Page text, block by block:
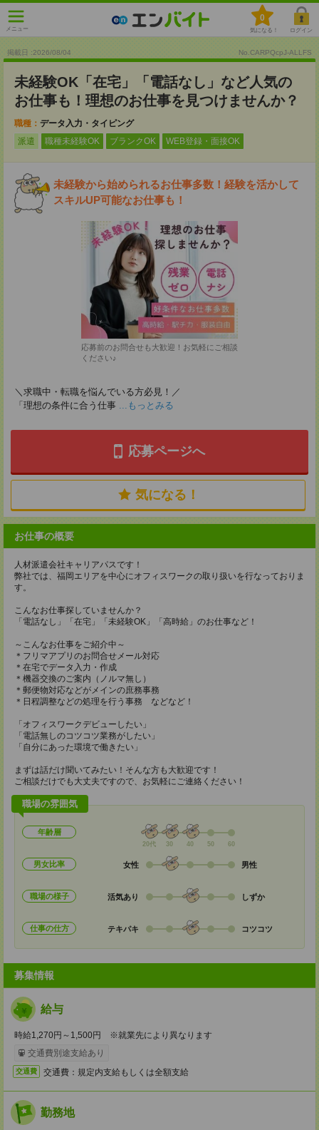
メニュー
0
気になる！ ログイン
掲載日 :2026/08/04 No.CARPQcpJ-ALLFS
未経験OK「在宅」「電話なし」など人気の
お仕事も！理想のお仕事を見つけませんか？
職種： データ入力・タイピング
派遣
職種未経験OK ブランクOK WEB登録・面接OK
未経験から始められるお仕事多数！経験を活かして
スキルUP可能なお仕事も！
応募前のお問合せも大歓迎！お気軽にご相談
ください♪
＼求職中・転職を悩んでいる方必見！／
「理想の条件に合う仕事 ...もっとみる
応募ページへ
気になる！
お仕事の概要
人材派遣会社キャリアパスです！
弊社では、福岡エリアを中心にオフィスワークの取り扱いを行なっておりま
す。
こんなお仕事探していませんか？
「電話なし」「在宅」「未経験OK」「高時給」のお仕事など！
～こんなお仕事をご紹介中～
＊フリマアプリのお問合せメール対応
＊在宅でデータ入力・作成
＊機器交換のご案内（ノルマ無し）
＊郵便物対応などがメインの庶務事務
＊日程調整などの処理を行う事務 などなど！
「オフィスワークデビューしたい」
「電話無しのコツコツ業務がしたい」
「自分にあった環境で働きたい」
まずは話だけ聞いてみたい！そんな方も大歓迎です！
ご相談だけでも大丈夫ですので、お気軽にご連絡ください！
職場の雰囲気
年齢層
20代 30 40 50 60
男女比率 女性 男性
職場の様子 活気あり しずか
仕事の仕方 テキパキ コツコツ
募集情報
給与
時給1,270円～1,500円 ※就業先により異なります
交通費別途支給あり
交通費 交通費：規定内支給もしくは全額支給
勤務地